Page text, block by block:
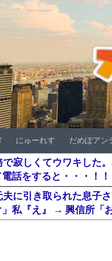
にゅーれす だめぽアン
で寂しくてウワキした
話をすると・・・！！
に引き取られた息子
私『え』 → 興信所「お